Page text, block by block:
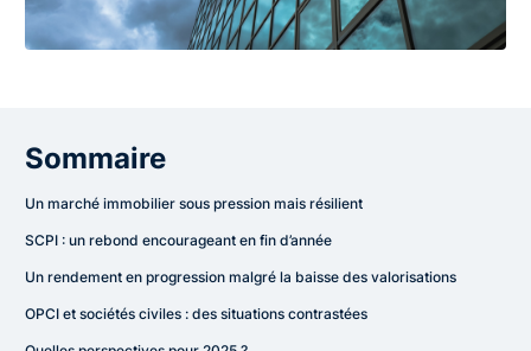
Sommaire
Un marché immobilier sous pression mais résilient
SCPI : un rebond encourageant en fin d’année
Un rendement en progression malgré la baisse des valorisations
OPCI et sociétés civiles : des situations contrastées